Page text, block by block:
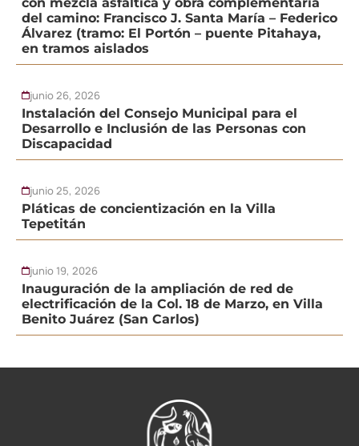
del camino: Francisco J. Santa María – Federico
Álvarez (tramo: El Portón – puente Pitahaya,
en tramos aislados
junio 26, 2026
Instalación del Consejo Municipal para el
Desarrollo e Inclusión de las Personas con
Discapacidad
junio 25, 2026
Pláticas de concientización en la Villa
Tepetitán
junio 19, 2026
Inauguración de la ampliación de red de
electrificación de la Col. 18 de Marzo, en Villa
Benito Juárez (San Carlos)